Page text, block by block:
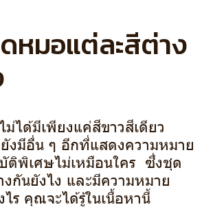
หมอแต่ละสีต่าง
ได้มีเพียงแค่สีขาวสีเดียว
งมีอื่น ๆ อีกที่แสดงความหมาย
ติพิเศษไม่เหมือนใคร ซึ่งชุด
กันยังไง และมีความหมาย
ไร คุณจะได้รู้ในเนื้อหานี้